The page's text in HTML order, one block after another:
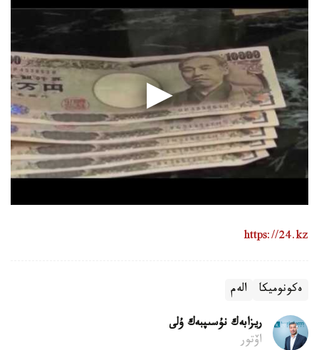
https://24.kz
ەكونوميكا الەم
ريزابەك نۇسىپبەك ۇلى
اۆتور